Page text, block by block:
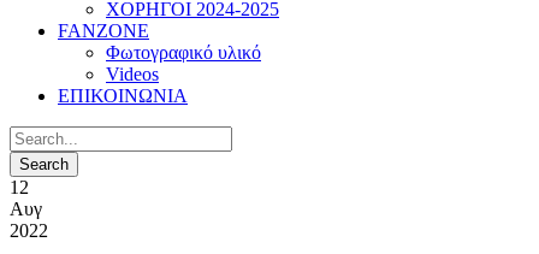
ΧΟΡΗΓΟΙ 2024-2025
FANZONE
Φωτογραφικό υλικό
Videos
ΕΠΙΚΟΙΝΩΝΙΑ
12
Αυγ
2022